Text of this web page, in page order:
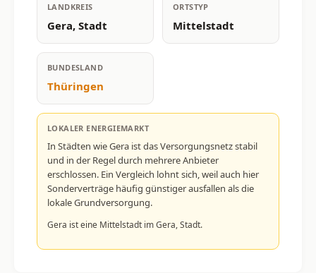
LANDKREIS
Gera, Stadt
ORTSTYP
Mittelstadt
BUNDESLAND
Thüringen
LOKALER ENERGIEMARKT
In Städten wie Gera ist das Versorgungsnetz stabil
und in der Regel durch mehrere Anbieter
erschlossen. Ein Vergleich lohnt sich, weil auch hier
Sonderverträge häufig günstiger ausfallen als die
lokale Grundversorgung.
Gera ist eine Mittelstadt im Gera, Stadt.